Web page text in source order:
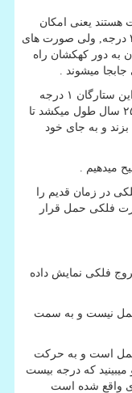
هستند یعنی امکان
ندارد مثلا محیط دایره از ۳۶۰ درجه بشود ۳۶۵ درجه, ولی صورت های
به دور کهکشان راه
جابجا میشوند .
از انجایی که سرعت متوسط حرکت ثانیه در این ستارگان ۱ درجه
فلکی در هر ۷۰ سال است پس میانگین ۲۵۲۰۰ سال طول میکشد تا
و به جای خود
میدهیم .
در زمان قدیم را
فلکی حمل قرار
فلکی نمایش داده
نیست و به سمت
حمل است و به حرکت
که درجه بیست
واقع شده است